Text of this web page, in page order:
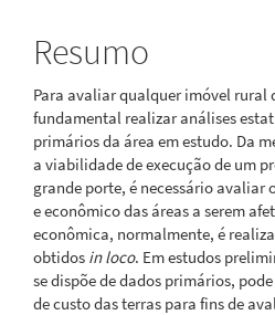
Resumo
Para avaliar qualquer imóvel
fundamental realizar análises
primários da área em estudo. Da
a viabilidade de execução de um
grande porte, é necessário
e econômico das áreas a serem
econômica, normalmente, é
obtidos in loco. Em estudos
se dispõe de dados primários,
de custo das terras para fins de